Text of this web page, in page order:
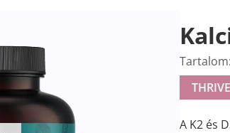
Tartalom:
A K2 és